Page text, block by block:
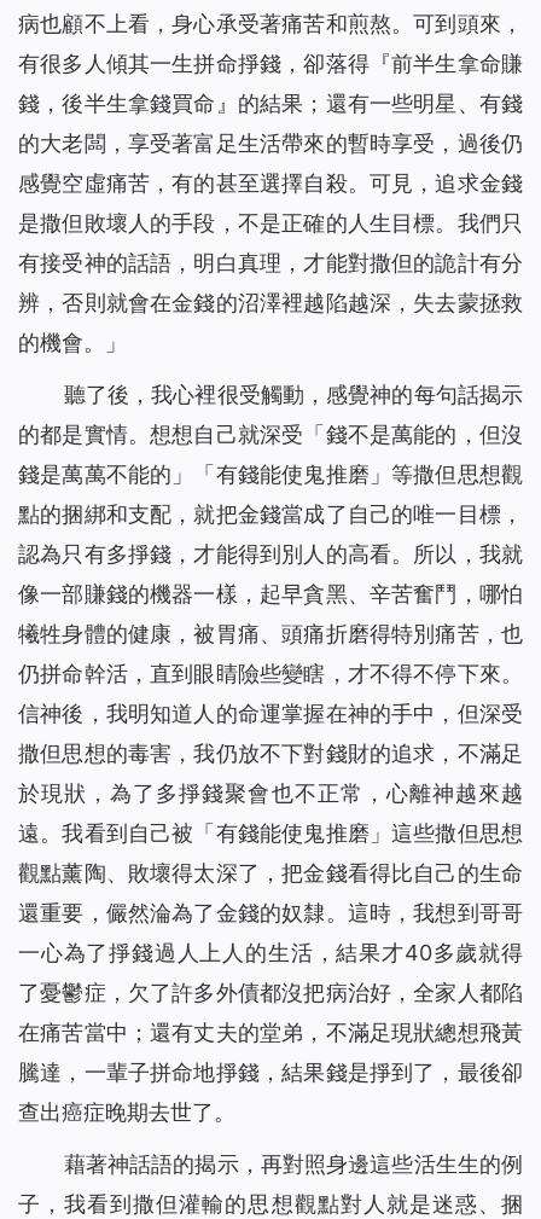
病也顧不上看，身心承受著痛苦和煎熬。可到頭來，
有很多人傾其一生拼命掙錢，卻落得『前半生拿命賺
錢，後半生拿錢買命』的結果；還有一些明星、有錢
的大老闆，享受著富足生活帶來的暫時享受，過後仍
感覺空虛痛苦，有的甚至選擇自殺。可見，追求金錢
是撒但敗壞人的手段，不是正確的人生目標。我們只
有接受神的話語，明白真理，才能對撒但的詭計有分
辨，否則就會在金錢的沼澤裡越陷越深，失去蒙拯救
的機會。」
聽了後，我心裡很受觸動，感覺神的每句話揭示
的都是實情。想想自己就深受「錢不是萬能的，但沒
錢是萬萬不能的」「有錢能使鬼推磨」等撒但思想觀
點的捆綁和支配，就把金錢當成了自己的唯一目標，
認為只有多掙錢，才能得到別人的高看。所以，我就
像一部賺錢的機器一樣，起早貪黑、辛苦奮鬥，哪怕
犧牲身體的健康，被胃痛、頭痛折磨得特別痛苦，也
仍拼命幹活，直到眼睛險些變瞎，才不得不停下來。
信神後，我明知道人的命運掌握在神的手中，但深受
撒但思想的毒害，我仍放不下對錢財的追求，不滿足
於現狀，為了多掙錢聚會也不正常，心離神越來越
遠。我看到自己被「有錢能使鬼推磨」這些撒但思想
觀點薰陶、敗壞得太深了，把金錢看得比自己的生命
還重要，儼然淪為了金錢的奴隸。這時，我想到哥哥
一心為了掙錢過人上人的生活，結果才40多歲就得
了憂鬱症，欠了許多外債都沒把病治好，全家人都陷
在痛苦當中；還有丈夫的堂弟，不滿足現狀總想飛黃
騰達，一輩子拼命地掙錢，結果錢是掙到了，最後卻
查出癌症晚期去世了。
藉著神話語的揭示，再對照身邊這些活生生的例
子，我看到撒但灌輸的思想觀點對人就是迷惑、捆